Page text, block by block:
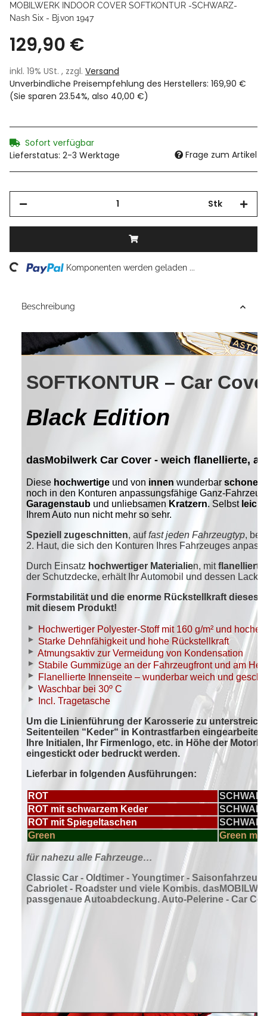
MOBILWERK INDOOR COVER SOFTKONTUR -SCHWARZ-
Nash Six - Bj.von 1947
129,90 €
inkl. 19% USt. , zzgl. Versand
Unverbindliche Preisempfehlung des Herstellers: 169,90 €
(Sie sparen 23.54%, also 40,00 €)
Sofort verfügbar
Lieferstatus: 2-3 Werktage
Frage zum Artikel
Stk
Loading... Komponenten werden geladen ...
Beschreibung